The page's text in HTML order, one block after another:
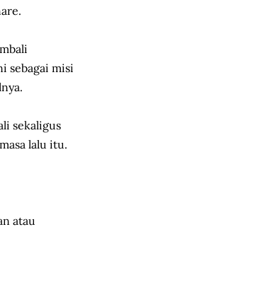
sebagai misi
sekaligus
lalu itu.
atau